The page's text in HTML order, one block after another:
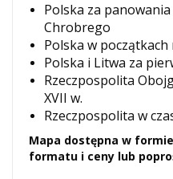
Polska za
Chrobrego
Polska w
Polska i Litwa za
Rzeczpospolita
XVII w.
Rzeczpospolita w
Mapa dostępna w
formatu i ceny lub